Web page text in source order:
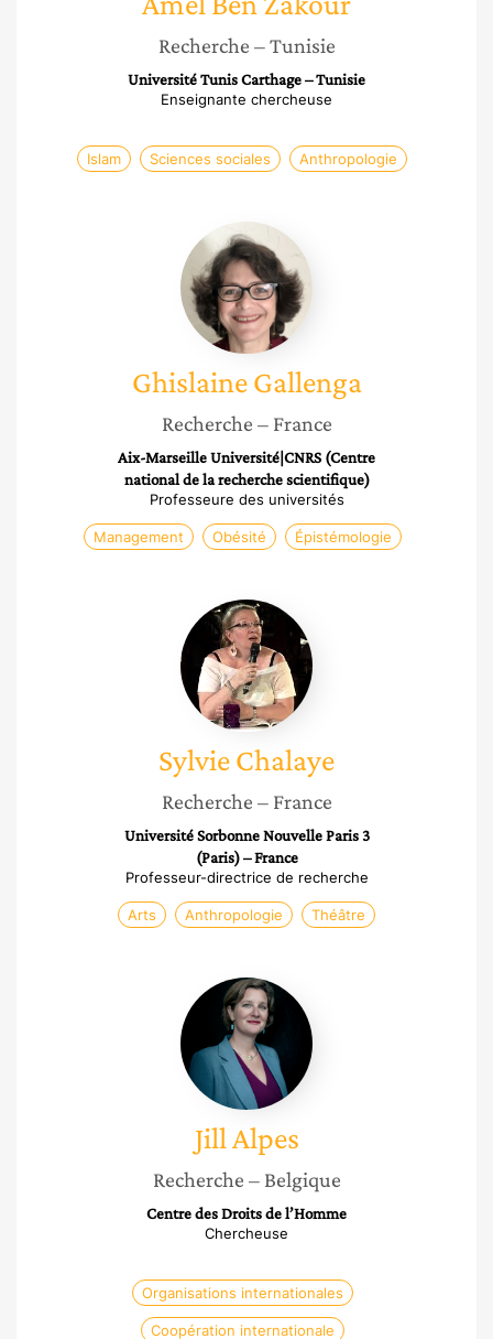
Recherche – Tunisie
Université Tunis Carthage – Tunisie
Enseignante chercheuse
Islam Sciences sociales Anthropologie
Ghislaine
Gallenga
Ghislaine Gallenga
Recherche – France
Aix-Marseille Université|CNRS (Centre
national de la recherche scientifique)
Professeure des universités
Management Obésité Épistémologie
Sylvie
Chalaye
SylvieChalaye
Recherche – France
Université Sorbonne Nouvelle Paris 3
(Paris) – France
Professeur-directrice de recherche
Arts Anthropologie Théâtre
Jill
Alpes
JillAlpes
Recherche – Belgique
Centre des Droits de l’Homme
Chercheuse
Organisations internationales
Coopération internationale